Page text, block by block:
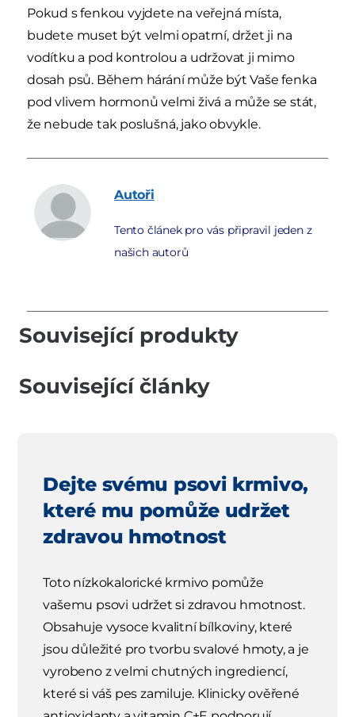
Pokud s fenkou vyjdete na veřejná místa,
budete muset být velmi opatrní, držet ji na
vodítku a pod kontrolou a udržovat ji mimo
dosah psů. Během hárání může být Vaše fenka
pod vlivem hormonů velmi živá a může se stát,
že nebude tak poslušná, jako obvykle.
Autoři
Tento článek pro vás připravil jeden z
našich autorů
Související produkty
Související články
Dejte svému psovi krmivo,
které mu pomůže udržet
zdravou hmotnost
Toto nízkokalorické krmivo pomůže
vašemu psovi udržet si zdravou hmotnost.
Obsahuje vysoce kvalitní bílkoviny, které
jsou důležité pro tvorbu svalové hmoty, a je
vyrobeno z velmi chutných ingrediencí,
které si váš pes zamiluje. Klinicky ověřené